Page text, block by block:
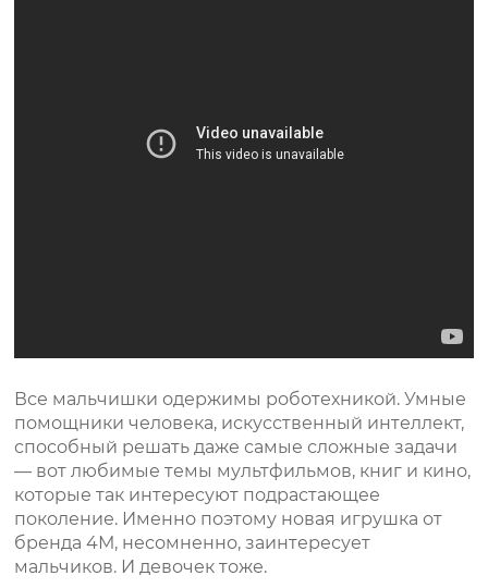
Все мальчишки одержимы роботехникой. Умные
помощники человека, искусственный интеллект,
способный решать даже самые сложные задачи
— вот любимые темы мультфильмов, книг и кино,
которые так интересуют подрастающее
поколение. Именно поэтому новая игрушка от
бренда 4М, несомненно, заинтересует
мальчиков. И девочек тоже.